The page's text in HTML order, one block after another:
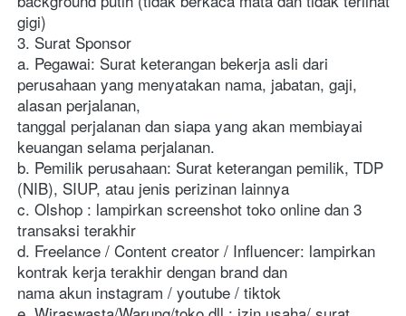
gigi)
3. Surat Sponsor
a. Pegawai: Surat keterangan bekerja asli dari
perusahaan yang menyatakan nama, jabatan, gaji,
alasan perjalanan,
tanggal perjalanan dan siapa yang akan membiayai
keuangan selama perjalanan.
b. Pemilik perusahaan: Surat keterangan pemilik, TDP
(NIB), SIUP, atau jenis perizinan lainnya
c. Olshop : lampirkan screenshot toko online dan 3
transaksi terakhir
d. Freelance / Content creator / Influencer: lampirkan
kontrak kerja terakhir dengan brand dan
nama akun instagram / youtube / tiktok